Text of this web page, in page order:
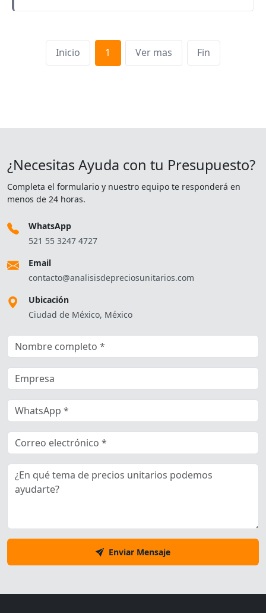
Inicio 1 Ver mas Fin
¿Necesitas Ayuda con tu Presupuesto?
Completa el formulario y nuestro equipo te responderá en
menos de 24 horas.
WhatsApp
521 55 3247 4727
Email
contacto@analisisdepreciosunitarios.com
Ubicación
Ciudad de México, México
Enviar Mensaje